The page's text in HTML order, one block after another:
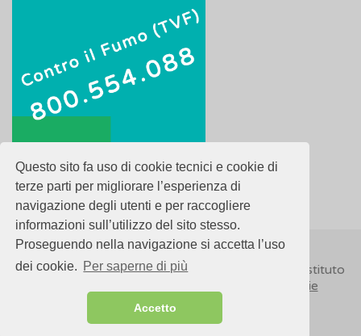
Questo sito fa uso di cookie tecnici e cookie di
terze parti per migliorare l’esperienza di
navigazione degli utenti e per raccogliere
informazioni sull’utilizzo del sito stesso.
Proseguendo nella navigazione si accetta l’uso
dei cookie. Per saperne di più
Accetto
© 2018ISSalute - Sito sviluppato e gestito dall’Istituto
Cookie